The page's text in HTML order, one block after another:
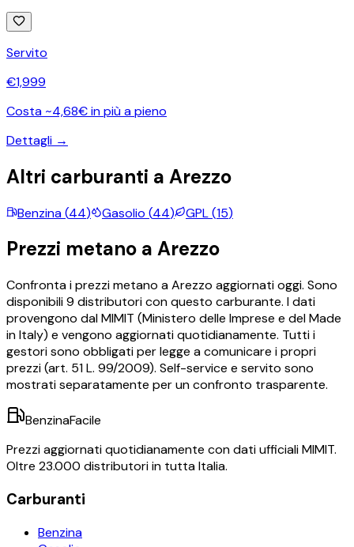
Servito
€1,999
Costa ~4,68€ in più a pieno
Dettagli →
Altri carburanti a Arezzo
Benzina(44) Gasolio (44) GPL(15)
Prezzi metano a Arezzo
Confronta i prezzimetano aArezzo aggiornati oggi. Sono
disponibili9 distributori con questo carburante. I dati
provengono dal MIMIT (Ministero delle Imprese e del Made
in Italy) e vengono aggiornati quotidianamente. Tutti i
gestori sono obbligati per legge a comunicare i propri
prezzi (art. 51 L. 99/2009). Self-service e servito sono
mostrati separatamente per un confronto trasparente.
BenzinaFacile
Prezzi aggiornati quotidianamente con dati ufficiali MIMIT.
Oltre 23.000 distributori in tutta Italia.
Carburanti
Benzina